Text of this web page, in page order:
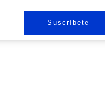
Suscríbete